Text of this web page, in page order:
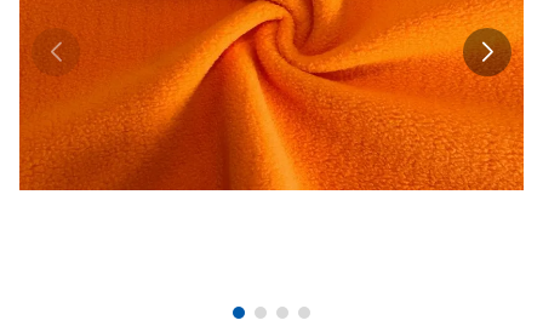
O NÁS
ZPRÁVY
PRŮMYSL
KONTAKTUJTE NÁS